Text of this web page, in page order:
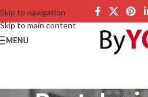
Skip to navigation
Skip to main content
MENU